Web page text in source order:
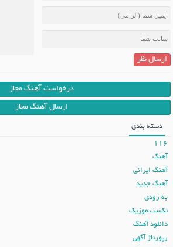
ارسال نظر
درخواست آهنگ مجاز
ارسال آهنگ مجاز
دسته بندی
116
آهنگ
آهنگ ایرانی
آهنگ جدید
به زودی
تکست موزیک
دانلود آهنگ
رپورتاژ آگهی